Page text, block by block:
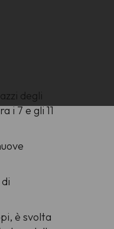
degli
i 7 e gli 11
è svolta